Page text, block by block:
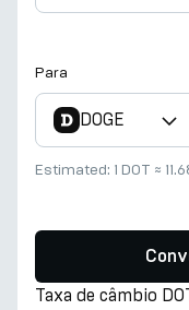
Para
DOGE
Estimated: 1 DOT ≈
Taxa de câmbio